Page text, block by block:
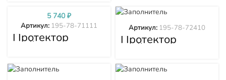
Протектор
стойки
78-71111
Артикул: 195-78-71111
5 740₽
Протектор
стойки
78-72410
Артикул: 195-78-72410